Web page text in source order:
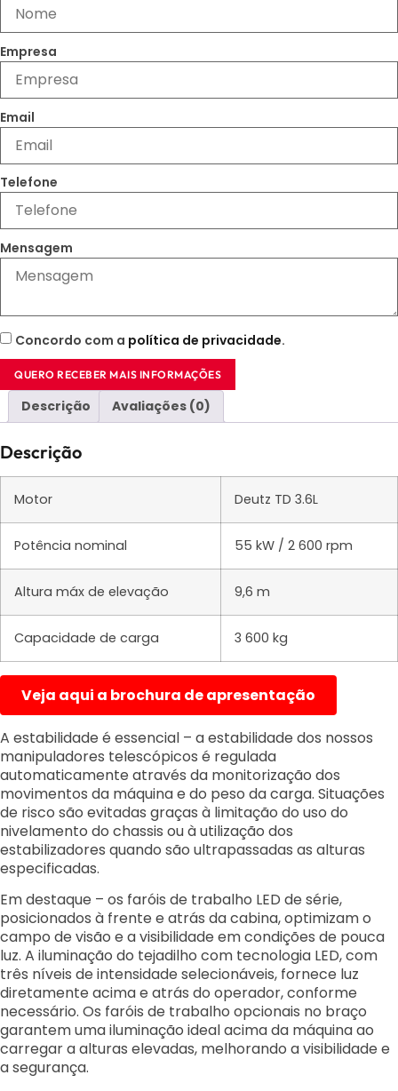
Empresa
Email
Telefone
Mensagem
Concordo com a política de privacidade.
QUERO RECEBER MAIS INFORMAÇÕES
Descrição Avaliações (0)
Descrição
Motor Deutz TD 3.6L
Potência nominal 55 kW / 2 600 rpm
Altura máx de elevação 9,6 m
Capacidade de carga 3 600 kg
Veja aqui a brochura de apresentação
A estabilidade é essencial – a estabilidade dos nossos
manipuladores telescópicos é regulada
automaticamente através da monitorização dos
movimentos da máquina e do peso da carga. Situações
de risco são evitadas graças à limitação do uso do
nivelamento do chassis ou à utilização dos
estabilizadores quando são ultrapassadas as alturas
especificadas.
Em destaque – os faróis de trabalho LED de série,
posicionados à frente e atrás da cabina, optimizam o
campo de visão e a visibilidade em condições de pouca
luz. A iluminação do tejadilho com tecnologia LED, com
três níveis de intensidade selecionáveis, fornece luz
diretamente acima e atrás do operador, conforme
necessário. Os faróis de trabalho opcionais no braço
garantem uma iluminação ideal acima da máquina ao
carregar a alturas elevadas, melhorando a visibilidade e
a segurança.